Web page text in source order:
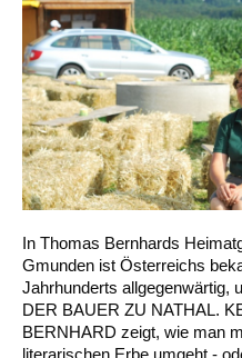
In Thomas Bernhards
Gmunden ist Österreichs
Jahrhunderts allgegenwärtig,
DER BAUER ZU NATHAL.
BERNHARD zeigt, wie man
literarischen Erbe umgeht -